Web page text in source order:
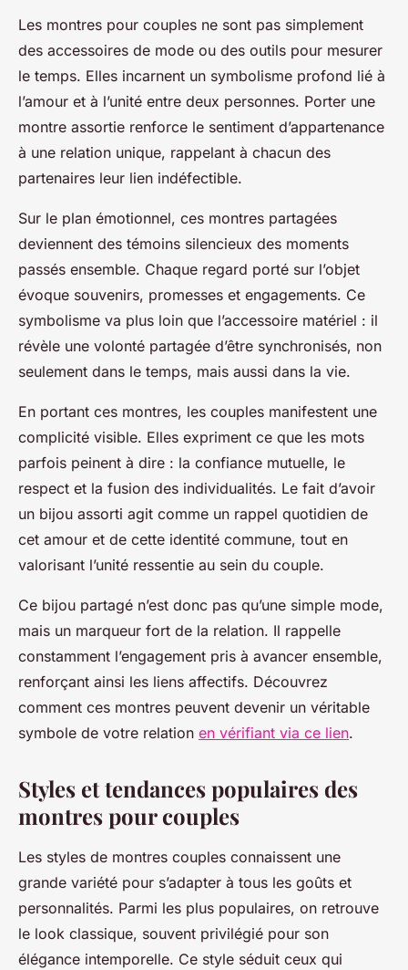
Les montres pour couples ne sont pas simplement
des accessoires de mode ou des outils pour mesurer
le temps. Elles incarnent un symbolisme profond lié à
l’amour et à l’unité entre deux personnes. Porter une
montre assortie renforce le sentiment d’appartenance
à une relation unique, rappelant à chacun des
partenaires leur lien indéfectible.
Sur le plan émotionnel, ces montres partagées
deviennent des témoins silencieux des moments
passés ensemble. Chaque regard porté sur l’objet
évoque souvenirs, promesses et engagements. Ce
symbolisme va plus loin que l’accessoire matériel : il
révèle une volonté partagée d’être synchronisés, non
seulement dans le temps, mais aussi dans la vie.
En portant ces montres, les couples manifestent une
complicité visible. Elles expriment ce que les mots
parfois peinent à dire : la confiance mutuelle, le
respect et la fusion des individualités. Le fait d’avoir
un bijou assorti agit comme un rappel quotidien de
cet amour et de cette identité commune, tout en
valorisant l’unité ressentie au sein du couple.
Ce bijou partagé n’est donc pas qu’une simple mode,
mais un marqueur fort de la relation. Il rappelle
constamment l’engagement pris à avancer ensemble,
renforçant ainsi les liens affectifs. Découvrez
comment ces montres peuvent devenir un véritable
symbole de votre relation en vérifiant via ce lien.
Styles et tendances populaires des
montres pour couples
Les styles de montres couples connaissent une
grande variété pour s’adapter à tous les goûts et
personnalités. Parmi les plus populaires, on retrouve
le look classique, souvent privilégié pour son
élégance intemporelle. Ce style séduit ceux qui